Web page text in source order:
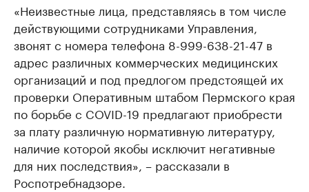
«Неизвестные лица, представляясь в том числе
действующими сотрудниками Управления,
звонят с номера телефона 8-999-638-21-47 в
адрес различных коммерческих медицинских
организаций и под предлогом предстоящей их
проверки Оперативным штабом Пермского края
по борьбе с COVID-19 предлагают приобрести
за плату различную нормативную литературу,
наличие которой якобы исключит негативные
для них последствия», – рассказали в
Роспотребнадзоре.